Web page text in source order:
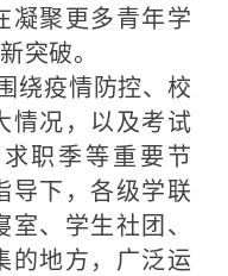
凝聚更多青年学
突破。
围绕疫情防控、校
情况，以及考试
职季等重要节
导下，各级学联
、学生社团、
的地方，广泛运